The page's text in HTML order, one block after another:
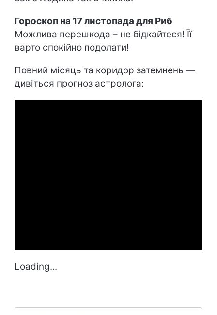
Гороскоп на 17 листопада для Риб
Можлива перешкода – не бідкайтеся! Її
варто спокійно подолати!
Повний місяць та коридор затемнень —
дивіться прогноз астролога:
Loading...